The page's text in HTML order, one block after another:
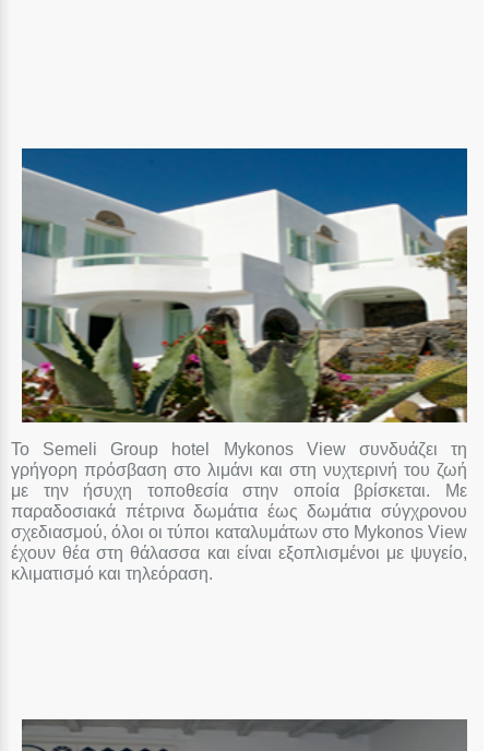
Το Semeli Group hotel Mykonos View συνδυάζει τη
γρήγορη πρόσβαση στο λιμάνι και στη νυχτερινή του ζωή
με την ήσυχη τοποθεσία στην οποία βρίσκεται. Με
παραδοσιακά πέτρινα δωμάτια έως δωμάτια σύγχρονου
σχεδιασμού, όλοι οι τύποι καταλυμάτων στο Mykonos View
έχουν θέα στη θάλασσα και είναι εξοπλισμένοι με ψυγείο,
κλιματισμό και τηλεόραση.